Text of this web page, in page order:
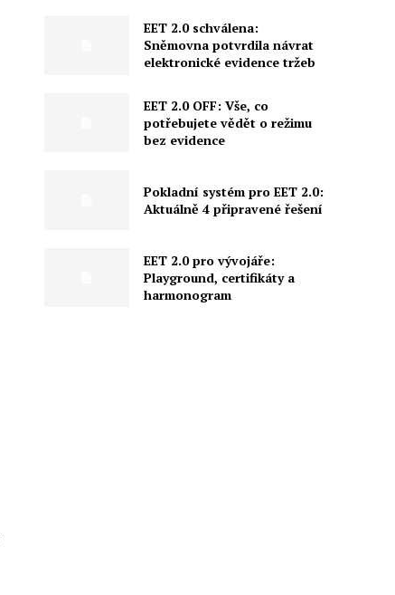
EET 2.0 schválena:
Sněmovna potvrdila návrat
elektronické evidence tržeb
EET 2.0 OFF: Vše, co
potřebujete vědět o režimu
bez evidence
Pokladní systém pro EET 2.0:
Aktuálně 4 připravené řešení
EET 2.0 pro vývojáře:
Playground, certifikáty a
harmonogram